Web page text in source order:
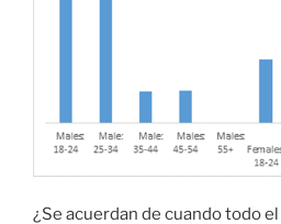
¿Se acuerdan de cuando todo